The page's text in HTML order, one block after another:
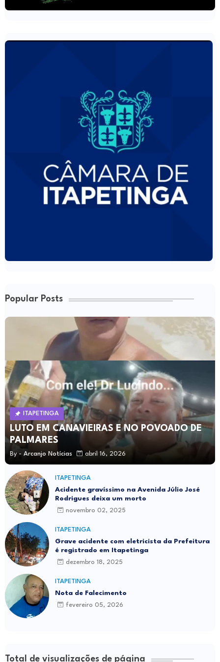
Popular Posts
ITAPETINGA
LUTO EM CANAVIEIRAS E NO POVOADO DE
PALMARES
By - Arcanjo Notícias abril 16, 2026
ITAPETINGA
Acidente gravíssimo na Avenida Júlio José
Rodrigues deixa um morto
novembro 02, 2025
ITAPETINGA
Grave acidente com eletricista da Prefeitura
é registrado em Itapetinga
dezembro 18, 2025
ITAPETINGA
Nota de Falecimento
fevereiro 05, 2026
Total de visualizações de página